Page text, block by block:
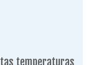
temperaturas